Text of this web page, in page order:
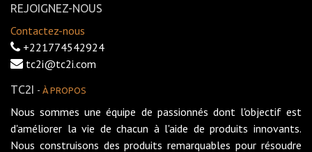
REJOIGNEZ-NOUS
Contactez-nous
+221774542924
tc2i@tc2i.com
TC2I - À PROPOS
Nous sommes une équipe de passionnés dont l'objectif est
d'améliorer la vie de chacun à l'aide de produits innovants.
Nous construisons des produits remarquables pour résoudre